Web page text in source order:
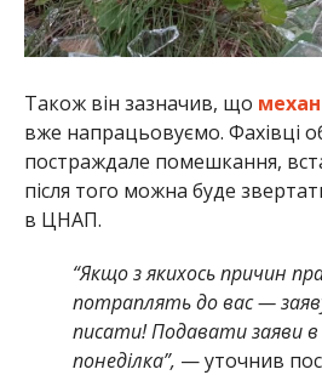
Також він зазначив, що
вже напрацьовуємо. Фахівці
постраждале помешкання,
після того можна буде
в ЦНАП.
“Якщо з якихось причин
потраплять до вас —
писати! Подавати заяви
понеділка”, — уточнив